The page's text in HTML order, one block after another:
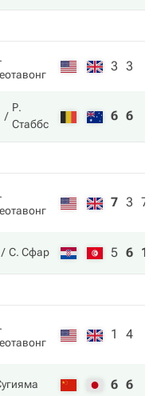
3 3
Р.
Стаббс
6 6
7 3 7
С. Сфар 5 6 10
1 4
6 6